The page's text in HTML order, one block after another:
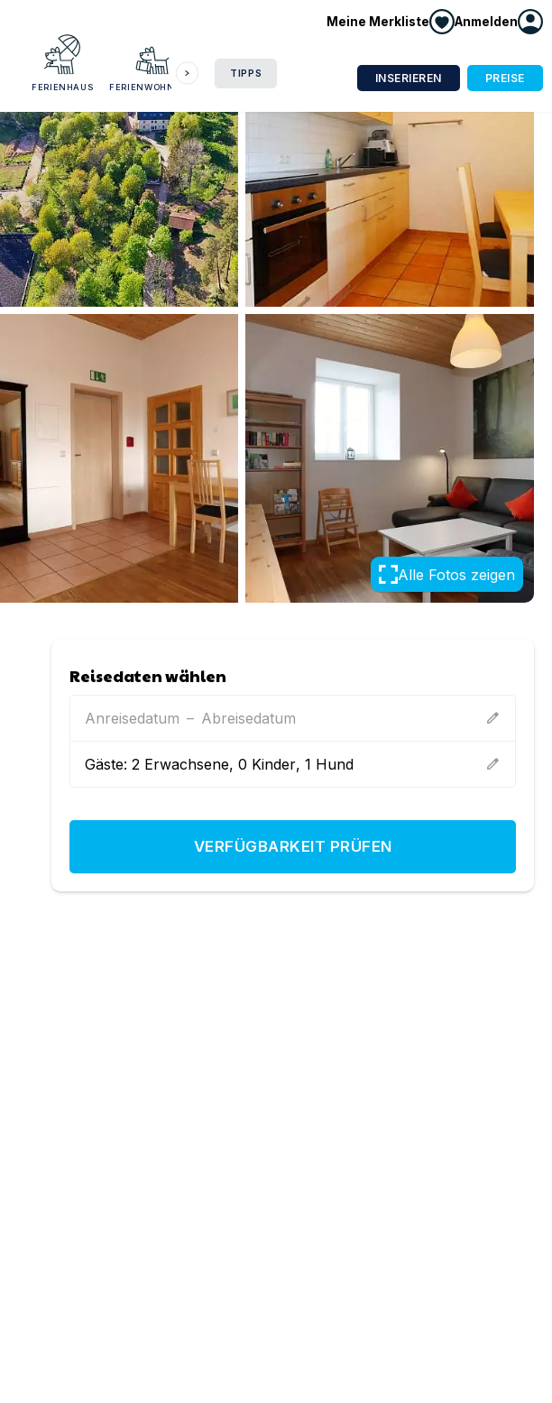
Meine Merkliste Anmelden
FERIENHAUS FERIENWOHNUNG
TIPPS INSERIEREN PREISE
Alle Fotos zeigen
Reisedaten wählen
Anreisedatum – Abreisedatum edit
Gäste:2 Erwachsene,0 Kinder,1 Hund edit
VERFÜGBARKEIT PRÜFEN